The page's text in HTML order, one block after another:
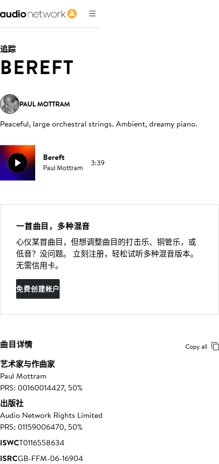
追踪
BEREFT
PAUL MOTTRAM
Peaceful, large orchestral strings. Ambient, dreamy piano.
Bereft
Paul Mottram 3:39
一首曲目，多种混音
心仪某首曲目，但想调整曲目的打击乐、铜管乐，或
低音？没问题。 立刻注册，轻松试听多种混音版本。
无需信用卡。
免费创建帐户
曲目详情 Copy all
艺术家与作曲家
Paul Mottram
PRS: 00160014427, 50%
出版社
Audio Network Rights Limited
PRS: 01159006470, 50%
ISWCT0116558634
ISRCGB-FFM-06-16904